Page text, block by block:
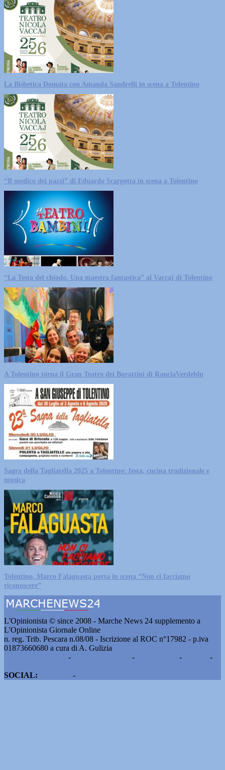
La Bisbetica Domata con Amanda Sandrelli in scena a Tolentino
“Il medico dei pazzi” di Eduardo Scarpetta in scena a Tolentino
“La Testa del chiodo. Una maestra fantastica” al Vaccaj di Tolentino
A Tolentino torna il Gran Teatro dei Burattini di RanciaVerdeblu
Sagra della Tagliatella 2025 a Tolentino: festa, cucina tradizionale e
musica
Tolentino, Marco Falaguasta porta in scena “Non ci facciamo
riconoscere”
L'Opinionista © since 2008 - Marche News 24 supplemento a
L'Opinionista Giornale Online
n. reg. Trib. Pescara n.08/08 - Iscrizione al ROC n°17982 - p.iva
01873660680 a cura di A. Gulizia
- - -
-
SOCIAL:
-